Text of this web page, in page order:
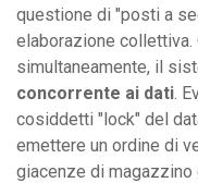
questione di "posti a
elaborazione collettiva.
simultaneamente, il
concorrente ai dati.
cosiddetti "lock" del
emettere un ordine di
giacenze di